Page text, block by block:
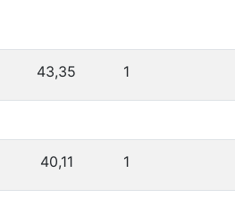
43,35 1
40,11 1